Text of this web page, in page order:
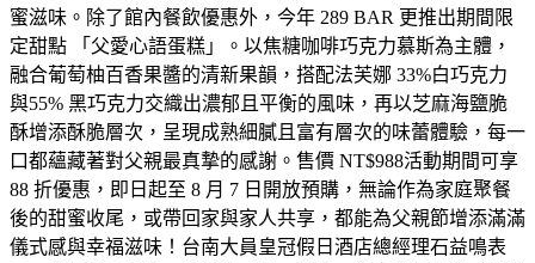
蜜滋味。除了館內餐飲優惠外，今年 289 BAR 更推出期間限
定甜點 「父愛心語蛋糕」。以焦糖咖啡巧克力慕斯為主體，
融合葡萄柚百香果醬的清新果韻，搭配法芙娜 33%白巧克力
與55% 黑巧克力交織出濃郁且平衡的風味，再以芝麻海鹽脆
酥增添酥脆層次，呈現成熟細膩且富有層次的味蕾體驗，每一
口都蘊藏著對父親最真摯的感謝。售價 NT$988活動期間可享
88 折優惠，即日起至 8 月 7 日開放預購，無論作為家庭聚餐
後的甜蜜收尾，或帶回家與家人共享，都能為父親節增添滿滿
儀式感與幸福滋味！台南大員皇冠假日酒店總經理石益鳴表